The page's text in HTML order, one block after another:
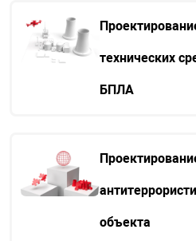
технических
БПЛА
объекта